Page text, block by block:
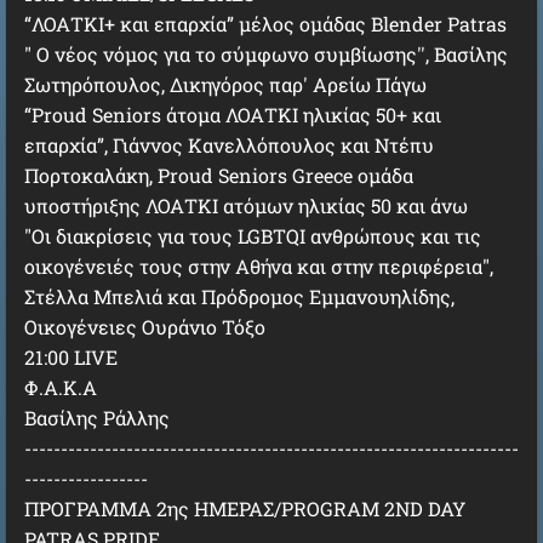
“ΛΟΑΤΚΙ+ και επαρχία” μέλος ομάδας Blender Patras
" Ο νέος νόμος για το σύμφωνο συμβίωσης'', Βασίλης
Σωτηρόπουλος, Δικηγόρος παρ' Αρείω Πάγω
“Proud Seniors άτομα ΛΟΑΤΚΙ ηλικίας 50+ και
επαρχία”, Γιάννος Κανελλόπουλος και Ντέπυ
Πορτοκαλάκη, Proud Seniors Greece ομάδα
υποστήριξης ΛΟΑΤΚΙ ατόμων ηλικίας 50 και άνω
"Οι διακρίσεις για τους LGBTQI ανθρώπους και τις
οικογένειές τους στην Αθήνα και στην περιφέρεια",
Στέλλα Μπελιά και Πρόδρομος Εμμανουηλίδης,
Οικογένειες Ουράνιο Τόξο
21:00 LIVE
Φ.Α.Κ.Α
Βασίλης Ράλλης
--------------------------------------------------------------------
-----------------
ΠΡΟΓΡΑΜΜΑ 2ης ΗΜΕΡΑΣ/PROGRAM 2ND DAY